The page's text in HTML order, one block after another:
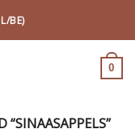
BE)
0
“SINAASAPPELS”